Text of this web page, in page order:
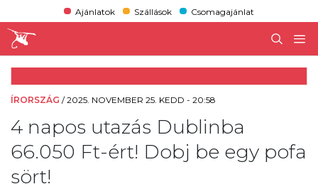
Ajánlatok Szállások Csomagajánlat
ÍRORSZÁG /2025. NOVEMBER 25. KEDD - 20:58
4 napos utazás Dublinba
66.050 Ft-ért! Dobj be egy pofa
sört!